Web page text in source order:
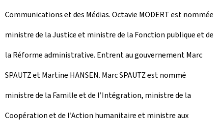
Communications et des Médias. Octavie MODERT est nommée
ministre de la Justice et ministre de la Fonction publique et de
la Réforme administrative. Entrent au gouvernement Marc
SPAUTZ et Martine HANSEN. Marc SPAUTZ est nommé
ministre de la Famille et de l’Intégration, ministre de la
Coopération et de l’Action humanitaire et ministre aux